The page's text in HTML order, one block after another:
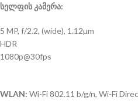
სელფის კამერა:
5 MP, f/2.2, (wide), 1.12µm
HDR
1080p@30fps
WLAN: Wi-Fi 802.11 b/g/n, Wi-Fi